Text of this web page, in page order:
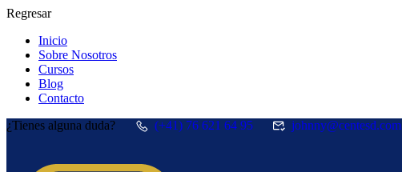
Regresar
Inicio
Sobre Nosotros
Cursos
Blog
Contacto
¿Tienes alguna duda?
(+41) 76 621 64 95 johnny@centesd.com